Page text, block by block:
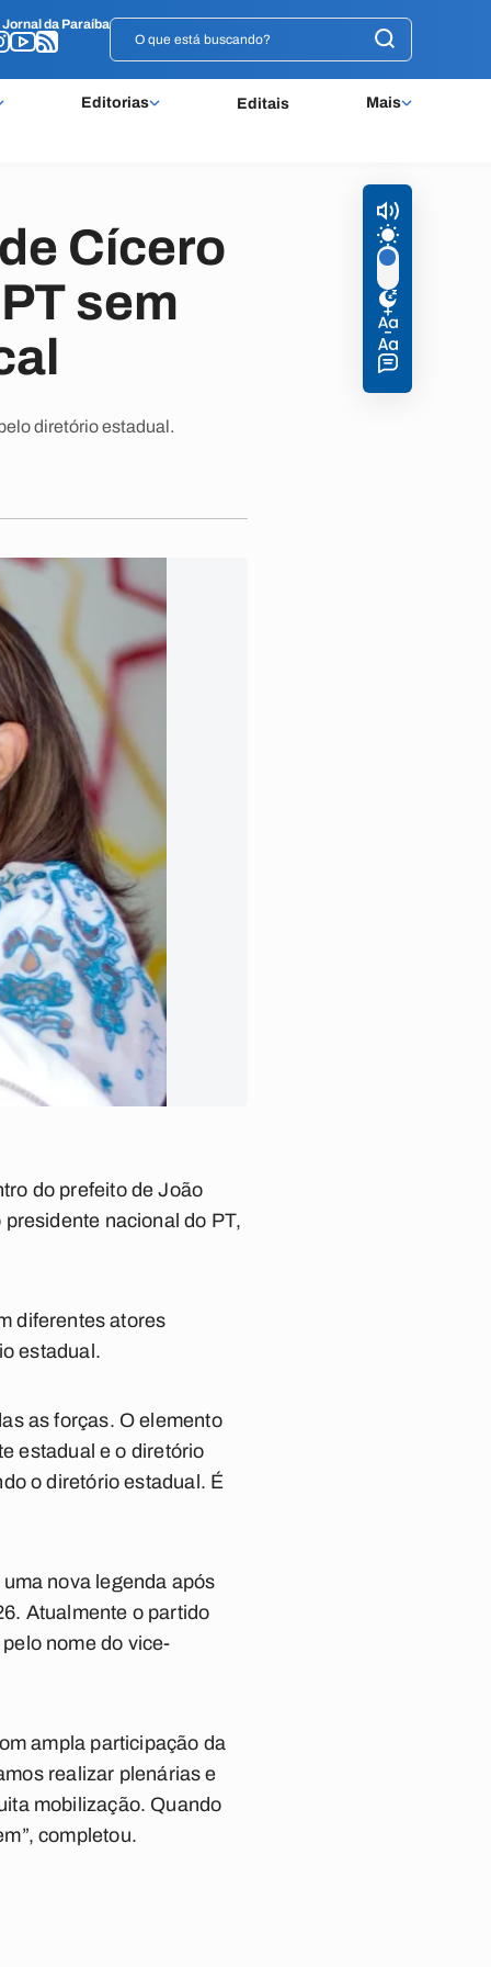
Jornal da Paraíba
Editorias Editais Mais
Jornal da Paraíba
Cícero
sem
diretório estadual.
do prefeito de João
nacional do PT,
diferentes atores
estadual.
as forças. O elemento
estadual e o diretório
o diretório estadual. É
nova legenda após
Atualmente o partido
nome do vice-
ampla participação da
realizar plenárias e
mobilização. Quando
completou.